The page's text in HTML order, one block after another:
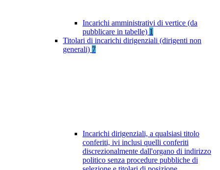
Incarichi amministrativi di vertice (da
pubblicare in tabelle) 1
Titolari di incarichi dirigenziali (dirigenti non
generali) 7
Incarichi dirigenziali, a qualsiasi titolo
conferiti, ivi inclusi quelli conferiti
discrezionalmente dall'organo di indirizzo
politico senza procedure pubbliche di